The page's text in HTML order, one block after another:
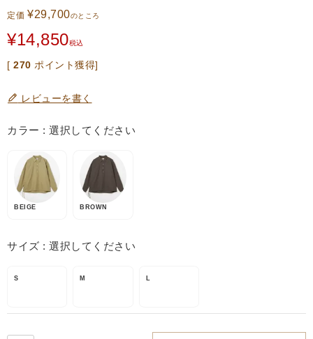
定価 ¥29,700のところ
¥14,850税込
[ 270 ポイント獲得]
レビューを書く
カラー 選択してください
BEIGE BROWN
サイズ 選択してください
S M L